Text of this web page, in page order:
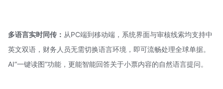
多语言实时同传： 从PC端到移动端，系统界面与审核线索均支持中
英文双语，财务人员无需切换语言环境，即可流畅处理全球单据。
AI“一键读图”功能，更能智能回答关于小票内容的自然语言提问。